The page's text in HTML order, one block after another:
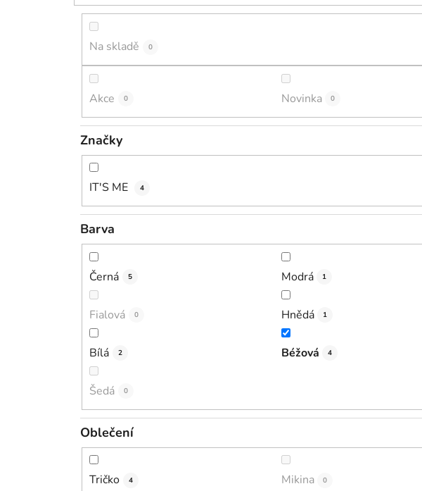
Na skladě 0
Akce 0 Novinka 0
Značky
IT'S ME 4
Barva
Černá 5 Modrá 1
Fialová 0 Hnědá 1
Bílá 2 Béžová 4
Šedá 0
Oblečení
Tričko 4 Mikina 0